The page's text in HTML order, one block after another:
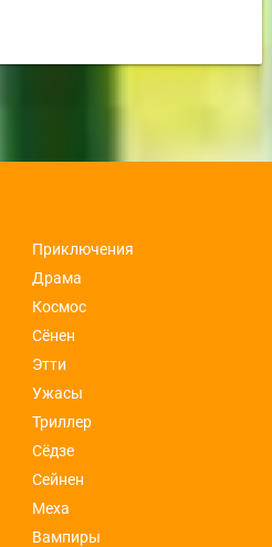
Приключения
Драма
Космос
Сёнен
Этти
Ужасы
Триллер
Сёдзе
Сейнен
Меха
Вампиры